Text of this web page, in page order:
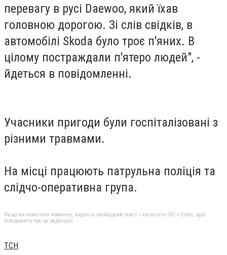
перевагу в русі Daewoo, який їхав
головною дорогою. Зі слів свідків, в
автомобілі Skoda було троє п'яних. В
цілому постраждали п'ятеро людей", -
йдеться в повідомленні.
Учасники пригоди були госпіталізовані з
різними травмами.
На місці працюють патрульна поліція та
слідчо-оперативна група.
Якщо ви помітили помилку, виділіть необхідний текст і натисніть Ctrl + Enter, щоб
повідомити про це редакцію
ТСН